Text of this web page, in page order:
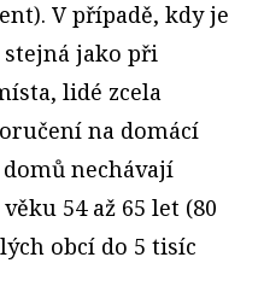
V případě, kdy je
jako při
lidé zcela
na domácí
nechávají
54 až 65 let (80
obcí do 5 tisíc